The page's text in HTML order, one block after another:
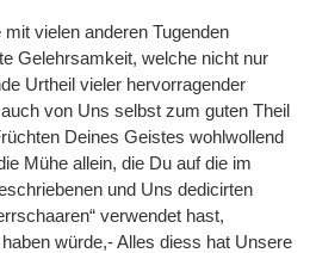
vielen anderen Tugenden
Gelehrsamkeit, welche nicht nur
Urtheil vieler hervorragender
von Uns selbst zum guten Theil
Deines Geistes wohlwollend
Mühe allein, die Du auf die im
und Uns dedicirten
verwendet hast,
würde,- Alles diess hat Unsere